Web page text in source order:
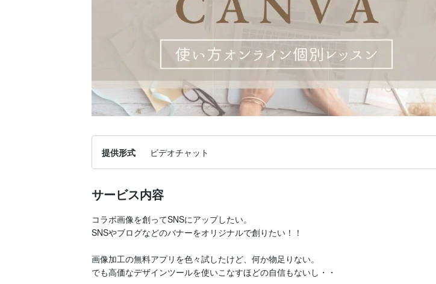
提供形式 ビデオチャット
サービス内容
コラボ画像を創ってSNSにアップしたい。
SNSやブログなどのバナーをオリジナルで創りたい！！
画像加工の無料アプリを色々試したけど、何か物足りない。
でも高価なデザインツールを使いこなすほどの自信もないし・・